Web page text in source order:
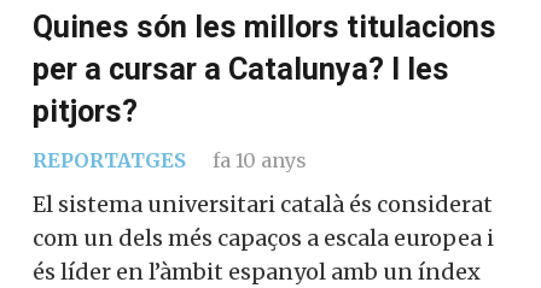
Quines són les millors titulacions
per a cursar a Catalunya? I les
pitjors?
REPORTATGES fa 10 anys
El sistema universitari català és considerat
com un dels més capaços a escala europea i
és líder en l’àmbit espanyol amb un índex